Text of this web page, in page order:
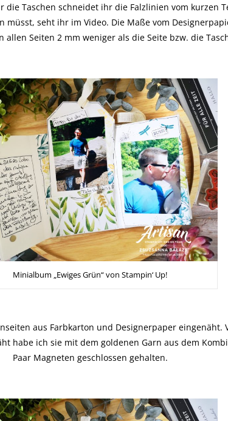
die Taschen schneidet ihr die Falzlinien vom kurzen
müsst, seht ihr im Video. Die Maße vom
allen Seiten 2 mm weniger als die Seite bzw. die
Minialbum „Ewiges Grün“ von Stampin‘ Up!
aus Farbkarton und Designerpaper eingenäht.
habe ich sie mit dem goldenen Garn aus dem
Paar Magneten geschlossen gehalten.